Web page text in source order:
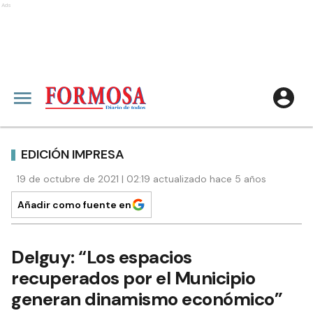
Ads
EDICIÓN IMPRESA
19 de octubre de 2021 | 02:19 actualizado hace 5 años
Añadir como fuente en
Delguy: “Los espacios
recuperados por el Municipio
generan dinamismo económico”